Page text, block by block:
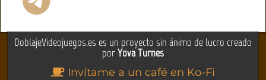
DoblajeVideojuegos.es es un proyecto sin ánimo de lucro creado
porYova Turnes
Invítame a un café en Ko-Fi